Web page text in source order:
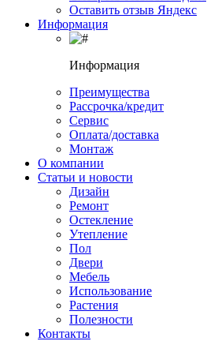
Оставить отзыв Яндекс
Информация
Информация
Преимущества
Рассрочка/кредит
Сервис
Оплата/доставка
Монтаж
О компании
Статьи и новости
Дизайн
Ремонт
Остекление
Утепление
Пол
Двери
Мебель
Использование
Растения
Полезности
Контакты